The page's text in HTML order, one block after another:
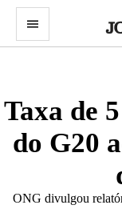
menu
Taxa de
do G20
ONG divulgou